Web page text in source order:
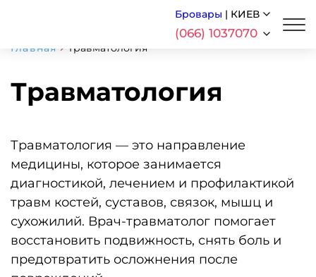
Бровары | КИЕВ
(066) 1037070
Главная Травматология
Травматология
Травматология — это направление
медицины, которое занимается
диагностикой, лечением и профилактикой
травм костей, суставов, связок, мышц и
сухожилий. Врач-травматолог помогает
восстановить подвижность, снять боль и
предотвратить осложнения после